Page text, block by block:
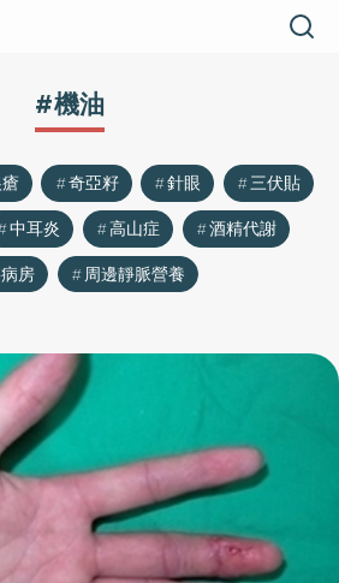
#機油
奇亞籽 針眼
三伏貼
中耳炎 高山症
酒精代謝
房
周邊靜脈營養